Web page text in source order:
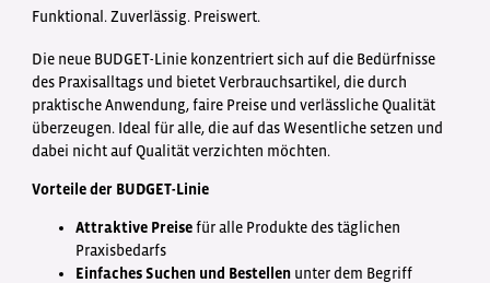
Funktional. Zuverlässig. Preiswert.
Die neue BUDGET-Linie konzentriert sich auf die Bedürfnisse
des Praxisalltags und bietet Verbrauchsartikel, die durch
praktische Anwendung, faire Preise und verlässliche Qualität
überzeugen. Ideal für alle, die auf das Wesentliche setzen und
dabei nicht auf Qualität verzichten möchten.
Vorteile der BUDGET-Linie
Attraktive Preisefür alle Produkte des täglichen
Praxisbedarfs
Einfaches Suchen und Bestellenunter dem Begriff